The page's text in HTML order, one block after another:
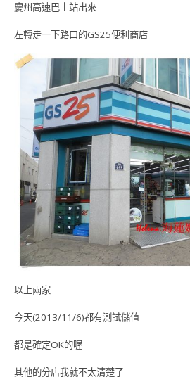
慶州高速巴士站出來
左轉走一下路口的GS25便利商店
以上兩家
今天(2013/11/6)都有測試儲值
都是確定OK的喔
其他的分店我就不太清楚了